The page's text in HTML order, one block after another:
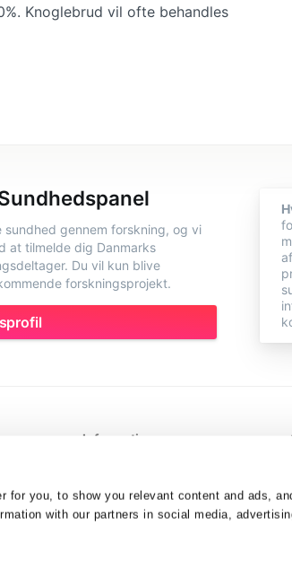
for you, to show you relevant content and ads,
with our partners in social media,
Knoglebrud vil ofte behandles
sundhed gennem forskning, og vi
at tilmelde dig Danmarks
Du vil kun blive
forskningsprojekt.
Information
Ansvarsfraskrivelse
Privatlivspolitik